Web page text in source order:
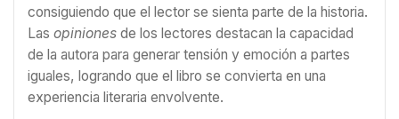
consiguiendo que el lector se sienta parte de la historia.
Las opiniones de los lectores destacan la capacidad
de la autora para generar tensión y emoción a partes
iguales, logrando que el libro se convierta en una
experiencia literaria envolvente.